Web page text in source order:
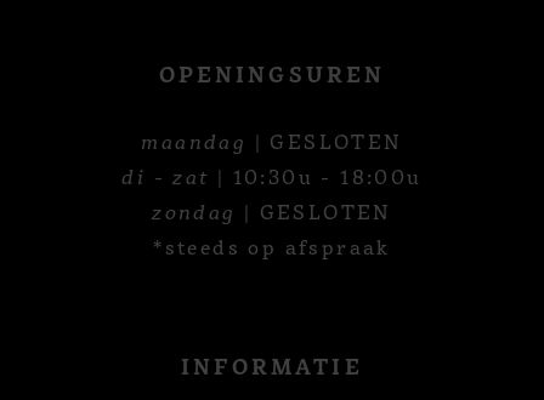
OPENINGSUREN
maandag | GESLOTEN
di - zat | 10:30u - 18:00u
zondag | GESLOTEN
*steeds op afspraak
INFORMATIE